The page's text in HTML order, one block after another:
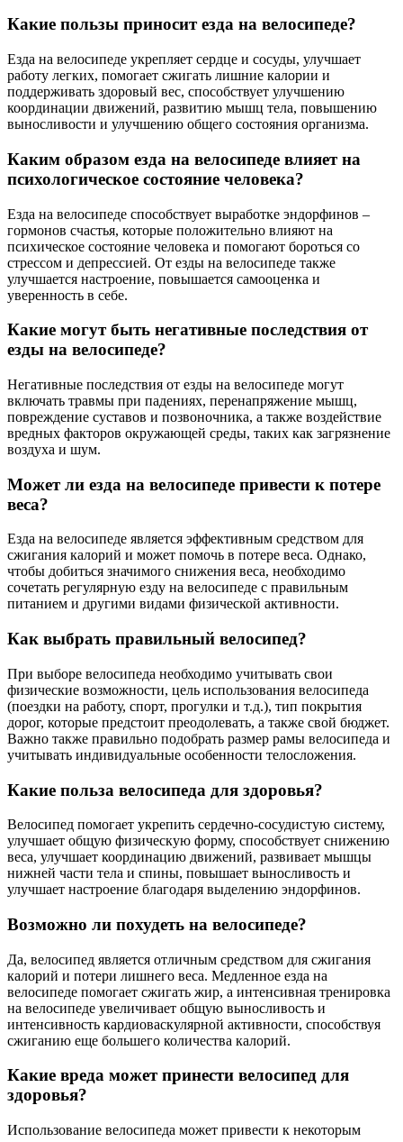
Какие пользы приносит езда на велосипеде?
Езда на велосипеде укрепляет сердце и сосуды, улучшает
работу легких, помогает сжигать лишние калории и
поддерживать здоровый вес, способствует улучшению
координации движений, развитию мышц тела, повышению
выносливости и улучшению общего состояния организма.
Каким образом езда на велосипеде влияет на
психологическое состояние человека?
Езда на велосипеде способствует выработке эндорфинов –
гормонов счастья, которые положительно влияют на
психическое состояние человека и помогают бороться со
стрессом и депрессией. От езды на велосипеде также
улучшается настроение, повышается самооценка и
уверенность в себе.
Какие могут быть негативные последствия от
езды на велосипеде?
Негативные последствия от езды на велосипеде могут
включать травмы при падениях, перенапряжение мышц,
повреждение суставов и позвоночника, а также воздействие
вредных факторов окружающей среды, таких как загрязнение
воздуха и шум.
Может ли езда на велосипеде привести к потере
веса?
Езда на велосипеде является эффективным средством для
сжигания калорий и может помочь в потере веса. Однако,
чтобы добиться значимого снижения веса, необходимо
сочетать регулярную езду на велосипеде с правильным
питанием и другими видами физической активности.
Как выбрать правильный велосипед?
При выборе велосипеда необходимо учитывать свои
физические возможности, цель использования велосипеда
(поездки на работу, спорт, прогулки и т.д.), тип покрытия
дорог, которые предстоит преодолевать, а также свой бюджет.
Важно также правильно подобрать размер рамы велосипеда и
учитывать индивидуальные особенности телосложения.
Какие польза велосипеда для здоровья?
Велосипед помогает укрепить сердечно-сосудистую систему,
улучшает общую физическую форму, способствует снижению
веса, улучшает координацию движений, развивает мышцы
нижней части тела и спины, повышает выносливость и
улучшает настроение благодаря выделению эндорфинов.
Возможно ли похудеть на велосипеде?
Да, велосипед является отличным средством для сжигания
калорий и потери лишнего веса. Медленное езда на
велосипеде помогает сжигать жир, а интенсивная тренировка
на велосипеде увеличивает общую выносливость и
интенсивность кардиоваскулярной активности, способствуя
сжиганию еще большего количества калорий.
Какие вреда может принести велосипед для
здоровья?
Использование велосипеда может привести к некоторым